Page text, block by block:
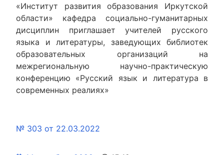
«Институт развития образования Иркутской
области» кафедра социально-гуманитарных
дисциплин приглашает учителей русского
языка и литературы, заведующих библиотек
образовательных организаций на
межрегиональную научно-практическую
конференцию «Русский язык и литература в
современных реалиях»
№ 303 от 22.03.2022